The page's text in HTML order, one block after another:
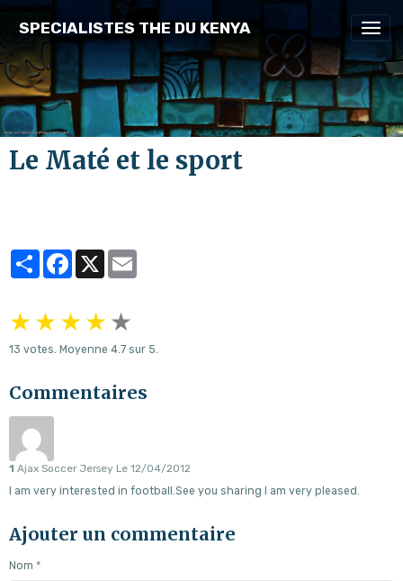
SPECIALISTES THE DU KENYA
Le Maté et le sport
PartagerFacebook
X
★ ★ ★ ★ ★
13 votes. Moyenne 4.7 sur 5.
Commentaires
1 Ajax Soccer Jersey Le 12/04/2012
I am very interested in football.See you sharing I am very pleased.
Ajouter un commentaire
Nom